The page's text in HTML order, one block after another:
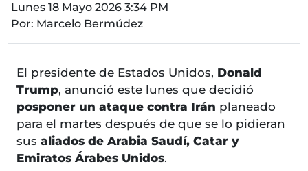
Lunes 18 Mayo 2026 3:34 PM
Por: Marcelo Bermúdez
El presidente de Estados Unidos, Donald
Trump, anunció este lunes que decidió
posponer un ataque contra Irán planeado
para el martes después de que se lo pidieran
sus aliados de Arabia Saudí, Catar y
Emiratos Árabes Unidos.